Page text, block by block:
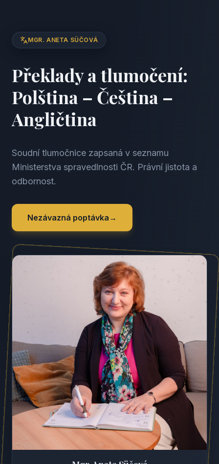
MGR. ANETA SÜČOVÁ
Překlady a tlumočení:
Polština – Čeština –
Angličtina
Soudní tlumočnice zapsaná v seznamu
Ministerstva spravedlnosti ČR. Právní jistota a
odbornost.
Nezávazná poptávka →